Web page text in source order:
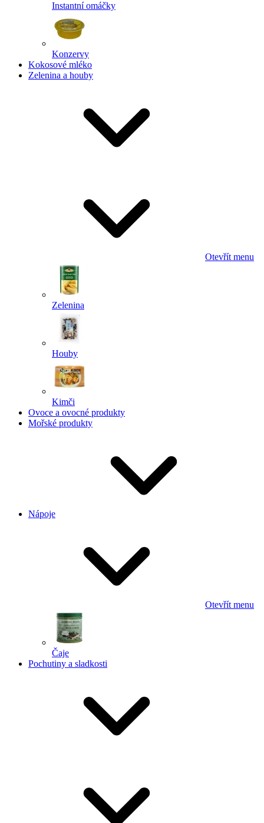
Instantní omáčky
Konzervy
Kokosové mléko
Zelenina a houby
Otevřít menu
Zelenina
Houby
Kimči
Ovoce a ovocné produkty
Mořské produkty
Nápoje
Otevřít menu
Čaje
Pochutiny a sladkosti